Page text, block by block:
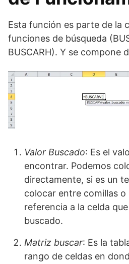
Esta función es parte de la
funciones de búsqueda
BUSCARH). Y se compone
Valor Buscado: Es el
encontrar. Podemos
directamente, si es un
colocar entre comillas
referencia a la celda
buscado.
Matriz buscar: Es la
rango de celdas en